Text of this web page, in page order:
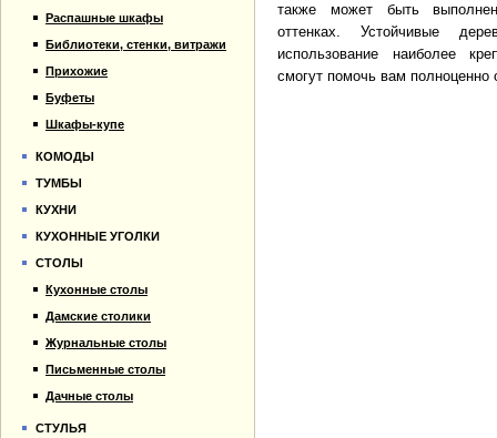
также может быть
оттенках. Устойчивые
использование наиболее
смогут помочь вам полноценно
Распашные шкафы
Библиотеки, стенки, витражи
Прихожие
Буфеты
Шкафы-купе
КОМОДЫ
ТУМБЫ
КУХНИ
КУХОННЫЕ УГОЛКИ
СТОЛЫ
Кухонные столы
Дамские столики
Журнальные столы
Письменные столы
Дачные столы
СТУЛЬЯ